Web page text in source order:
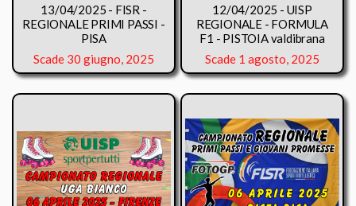
13/04/2025 - FISR -
REGIONALE PRIMI PASSI -
PISA
Scade 30 giugno, 2025
12/04/2025 - UISP
REGIONALE - FORMULA
F1 - PISTOIA valdibrana
Scade 1 agosto, 2025